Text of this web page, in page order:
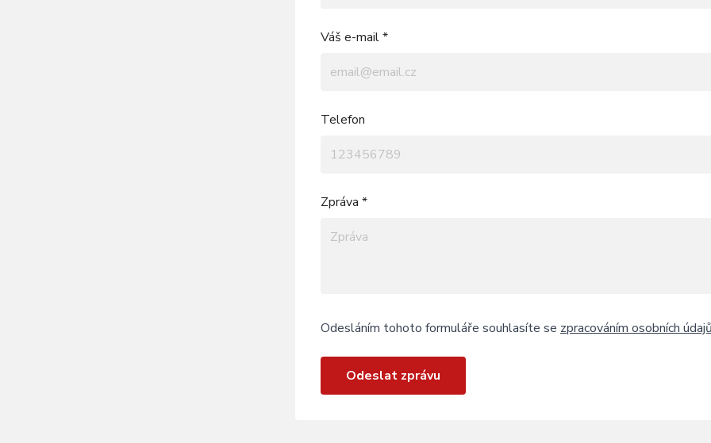
Váš e-mail *
Telefon
Zpráva *
Odesláním tohoto formuláře souhlasíte se zpracováním osobních
Odeslat zprávu